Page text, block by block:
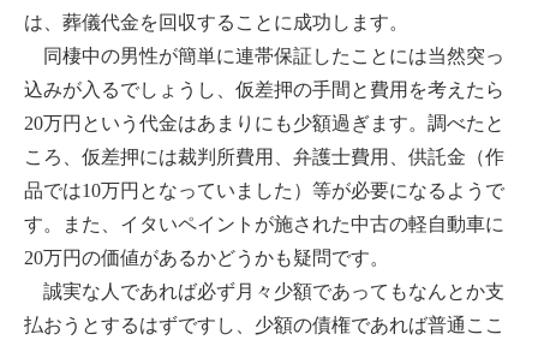
は、葬儀代金を回収することに成功します。
同棲中の男性が簡単に連帯保証したことには当然突っ
込みが入るでしょうし、仮差押の手間と費用を考えたら
20万円という代金はあまりにも少額過ぎます。調べたと
ころ、仮差押には裁判所費用、弁護士費用、供託金（作
品では10万円となっていました）等が必要になるようで
す。また、イタいペイントが施された中古の軽自動車に
20万円の価値があるかどうかも疑問です。
誠実な人であれば必ず月々少額であってもなんとか支
払おうとするはずですし、少額の債権であれば普通ここ